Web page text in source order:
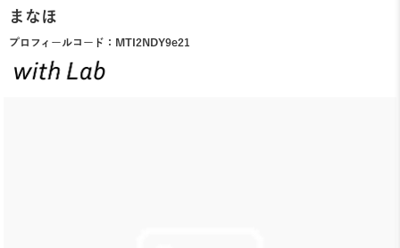
まなほ
プロフィールコード： MTI2NDY9e21